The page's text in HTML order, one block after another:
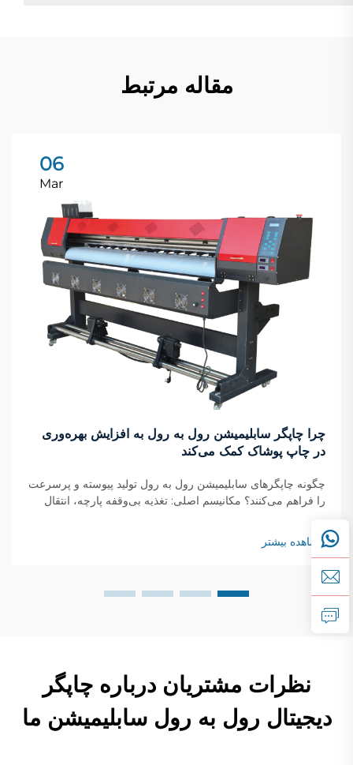
مقاله مرتبط
06
Mar
چرا چاپگر سابلیمیشن رول به رول به افزایش بهره‌وری
در چاپ پوشاک کمک می‌کند
چگونه چاپگرهای سابلیمیشن رول به رول تولید پیوسته و پرسرعت
را فراهم می‌کنند؟ مکانیسم اصلی: تغذیه بی‌وقفه پارچه، انتقال
رول به رول با استفاده از یک سیستم پیوسته کار می‌کنند که در آن
رول‌های پارچه...
مشاهده بیشتر
نظرات مشتریان درباره چاپگر
دیجیتال رول به رول سابلیمیشن ما